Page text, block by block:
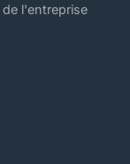
l'entreprise